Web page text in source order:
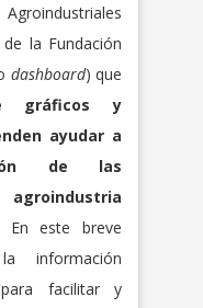
de la Fundación
dashboard) que
gráficos y
ayudar a
de las
En este breve
información
facilitar y